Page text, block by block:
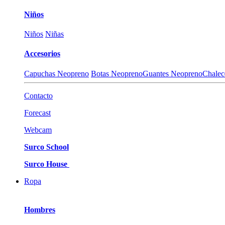
Niños
Niños Niñas
Accesorios
Capuchas Neopreno Botas NeoprenoGuantes Neopreno
Contacto
Forecast
Webcam
Surco School
Surco House
Ropa
Hombres